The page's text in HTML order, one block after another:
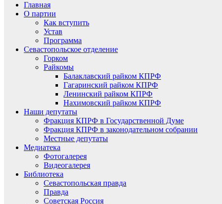
Главная
О партии
Как вступить
Устав
Программа
Севастопольское отделение
Горком
Райкомы
Балаклавский райком КПРФ
Гагаринский райком КПРФ
Ленинский райком КПРФ
Нахимовский райком КПРФ
Наши депутаты
Фракция КПРФ в Государственной Думе
Фракция КПРФ в законодательном собрании
Местные депутаты
Медиатека
Фотогалерея
Видеогалерея
Библиотека
Севастопольская правда
Правда
Советская Россия